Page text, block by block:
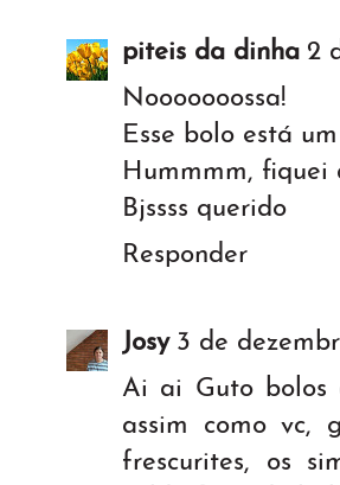
piteis da dinha 2
Nooooooossa!
Esse bolo está
Hummmm, fiquei
Bjssss querido
Responder
Josy 3 de
Ai ai Guto bolos
assim como vc,
frescurites, os